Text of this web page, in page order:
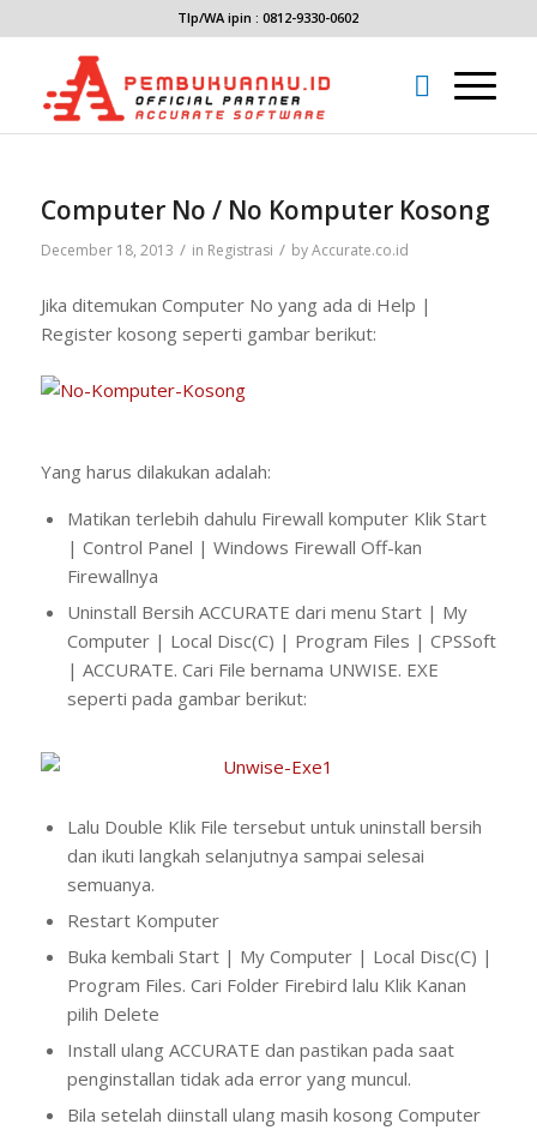
Tlp/WA ipin : 0812-9330-0602
Computer No / No Komputer Kosong
December 18, 2013 / in Registrasi / byAccurate.co.id
Jika ditemukan Computer No yang ada di Help |
Register kosong seperti gambar berikut:
Yang harus dilakukan adalah:
Matikan terlebih dahulu Firewall komputer Klik Start
| Control Panel | Windows Firewall Off-kan
Firewallnya
Uninstall Bersih ACCURATE dari menu Start | My
Computer | Local Disc(C) | Program Files | CPSSoft
| ACCURATE. Cari File bernama UNWISE. EXE
seperti pada gambar berikut:
Lalu Double Klik File tersebut untuk uninstall bersih
dan ikuti langkah selanjutnya sampai selesai
semuanya.
Restart Komputer
Buka kembali Start | My Computer | Local Disc(C) |
Program Files. Cari Folder Firebird lalu Klik Kanan
pilih Delete
Install ulang ACCURATE dan pastikan pada saat
penginstallan tidak ada error yang muncul.
Bila setelah diinstall ulang masih kosong Computer